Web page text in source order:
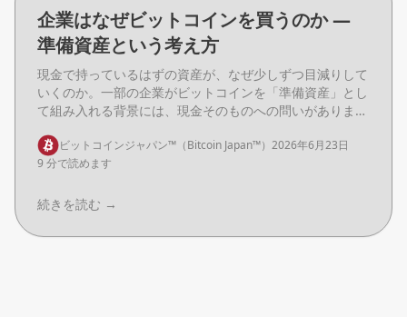
企業はなぜビットコインを買うのか ―
準備資産という考え方
現金で持っているはずの資産が、なぜ少しずつ目減りして
いくのか。一部の企業がビットコインを「準備資産」とし
て組み入れる背景には、現金そのものへの問いがありま
ビットコインジャパン™（Bitcoin Japan™） 2026年6月23日
9 分で読めます
続きを読む →